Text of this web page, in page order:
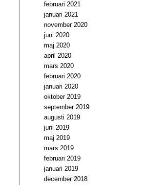
februari 2021
januari 2021
november 2020
juni 2020
maj 2020
april 2020
mars 2020
februari 2020
januari 2020
oktober 2019
september 2019
augusti 2019
juni 2019
maj 2019
mars 2019
februari 2019
januari 2019
december 2018